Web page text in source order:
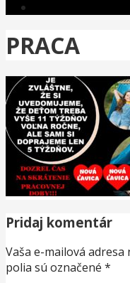
PRACA
Pridaj komentár
Vaša e-mailová adresa
polia sú označené *